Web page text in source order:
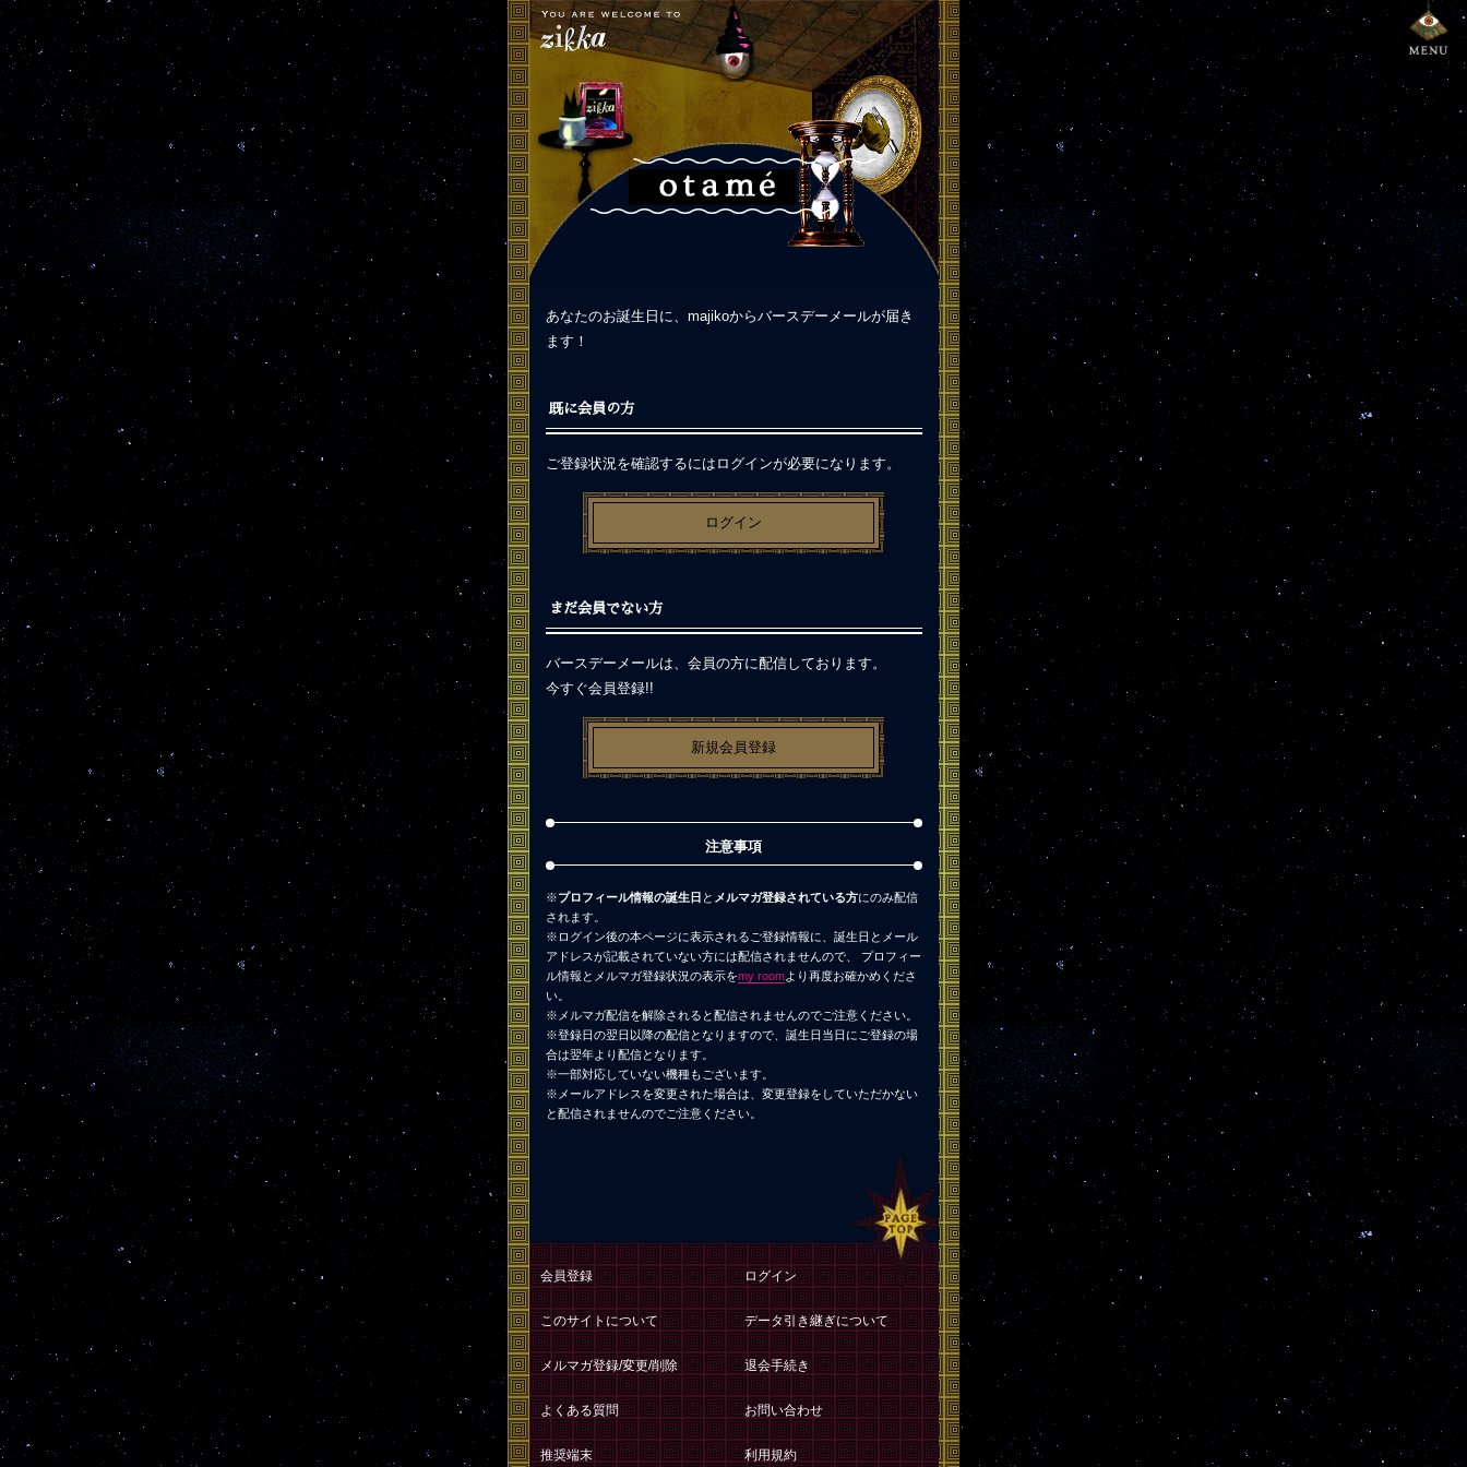
あなたのお誕生日に、majikoからバースデーメールが届き
ます！
既に会員の方
ご登録状況を確認するにはログインが必要になります。
ログイン
まだ会員でない方
バースデーメールは、会員の方に配信しております。
今すぐ会員登録!!
新規会員登録
注意事項
※プロフィール情報の誕生日 と メルマガ登録されている方にのみ配信
されます。
※ログイン後の本ページに表示されるご登録情報に、誕生日とメール
アドレスが記載されていない方には配信されませんので、 プロフィー
ル情報とメルマガ登録状況の表示をmy roomより再度お確かめくださ
い。
※メルマガ配信を解除されると配信されませんのでご注意ください。
※登録日の翌日以降の配信となりますので、誕生日当日にご登録の場
合は翌年より配信となります。
※一部対応していない機種もございます。
※メールアドレスを変更された場合は、変更登録をしていただかない
と配信されませんのでご注意ください。
会員登録 ログイン
このサイトについて データ引き継ぎについて
メルマガ登録/変更/削除 退会手続き
よくある質問 お問い合わせ
推奨端末 利用規約